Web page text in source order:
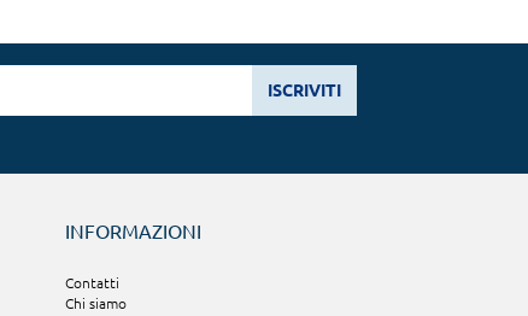
ISCRIVITI
INFORMAZIONI
Contatti
Chi siamo